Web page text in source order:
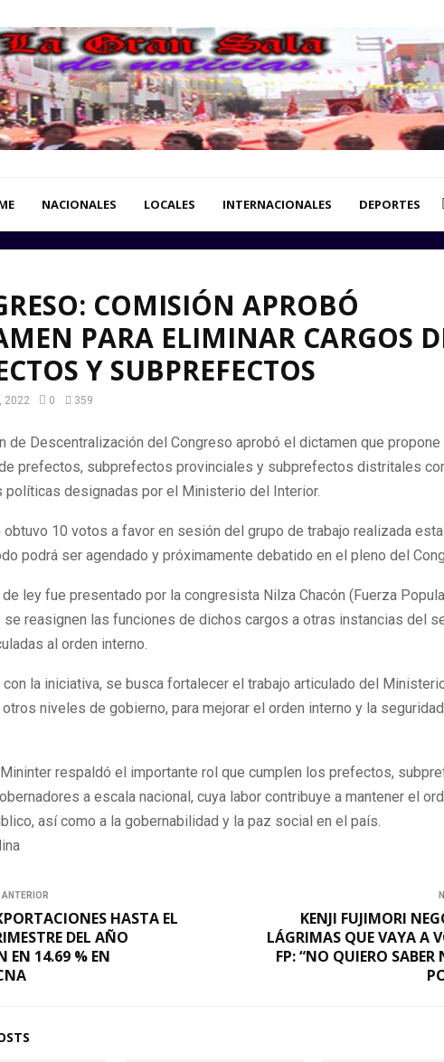
NACIONALES LOCALES INTERNACIONALES DEPORTES
COMISIÓN APROBÓ
PARA ELIMINAR CARGOS
Y SUBPREFECTOS
2022 0 359
de Descentralización del Congreso aprobó el dictamen que propone
prefectos, subprefectos provinciales y subprefectos distritales
políticas designadas por el Ministerio del Interior.
obtuvo 10 votos a favor en sesión del grupo de trabajo realizada esta
podrá ser agendado y próximamente debatido en el pleno del
ley fue presentado por la congresista Nilza Chacón (Fuerza
se reasignen las funciones de dichos cargos a otras instancias del
al orden interno.
con la iniciativa, se busca fortalecer el trabajo articulado del
niveles de gobierno, para mejorar el orden interno y la seguridad
Mininter respaldó el importante rol que cumplen los prefectos,
a escala nacional, cuya labor contribuye a mantener el
así como a la gobernabilidad y la paz social en el país.
ANTERIOR
HASTA EL
DEL AÑO
EN 14.69 % EN
KENJI FUJIMORI
LÁGRIMAS QUE VAYA A
FP: “NO QUIERO SABER